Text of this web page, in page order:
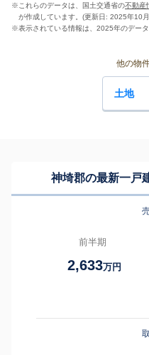
※ これらのデータは、国土交通省の不動産
が作成しています。(更新日: 2025年10
※表示されている情報は、2025年のデータ
他の物
土地
神埼郡の最新一戸
前半期
2,633万円